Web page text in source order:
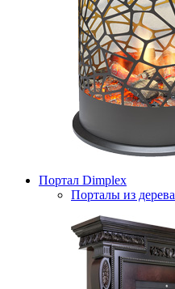
Портал Dimplex
Порталы из дерева